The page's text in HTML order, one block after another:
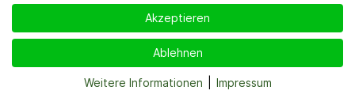
Akzeptieren
Ablehnen
Weitere Informationen Impressum